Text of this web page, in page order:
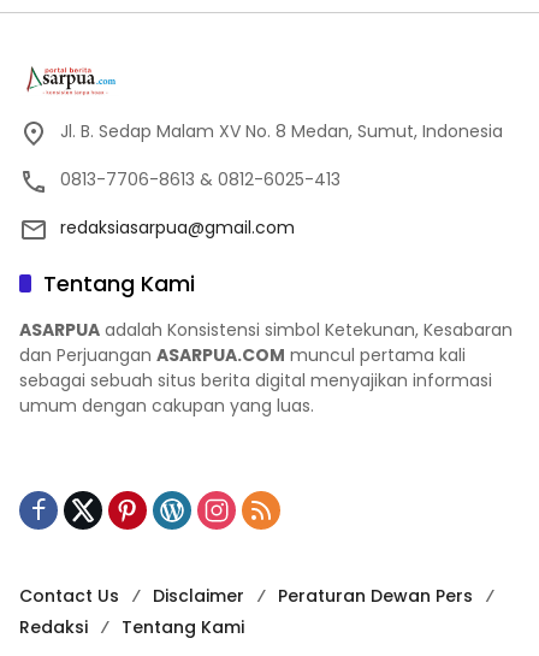
Jl. B. Sedap Malam XV No. 8 Medan, Sumut, Indonesia
0813-7706-8613 & 0812-6025-413
redaksiasarpua@gmail.com
Tentang Kami
ASARPUA adalah Konsistensi simbol Ketekunan, Kesabaran
dan Perjuangan ASARPUA.COM muncul pertama kali
sebagai sebuah situs berita digital menyajikan informasi
umum dengan cakupan yang luas.
Contact Us Disclaimer
Peraturan Dewan Pers
Redaksi
Tentang Kami